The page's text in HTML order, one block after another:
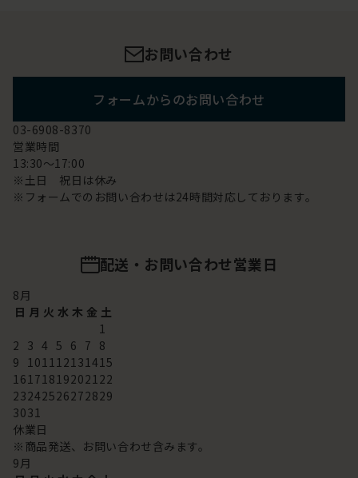
お問い合わせ
フォームからのお問い合わせ
03-6908-8370
営業時間
13:30～17:00
※土日 祝日は休み
※フォームでのお問い合わせは24時間対応しております。
配送・お問い合わせ営業日
8月
日 月 火 水 木 金 土
1
2 3 4 5 6 7 8
9 101112131415
16171819202122
23242526272829
3031
休業日
※商品発送、お問い合わせ含みます。
9月